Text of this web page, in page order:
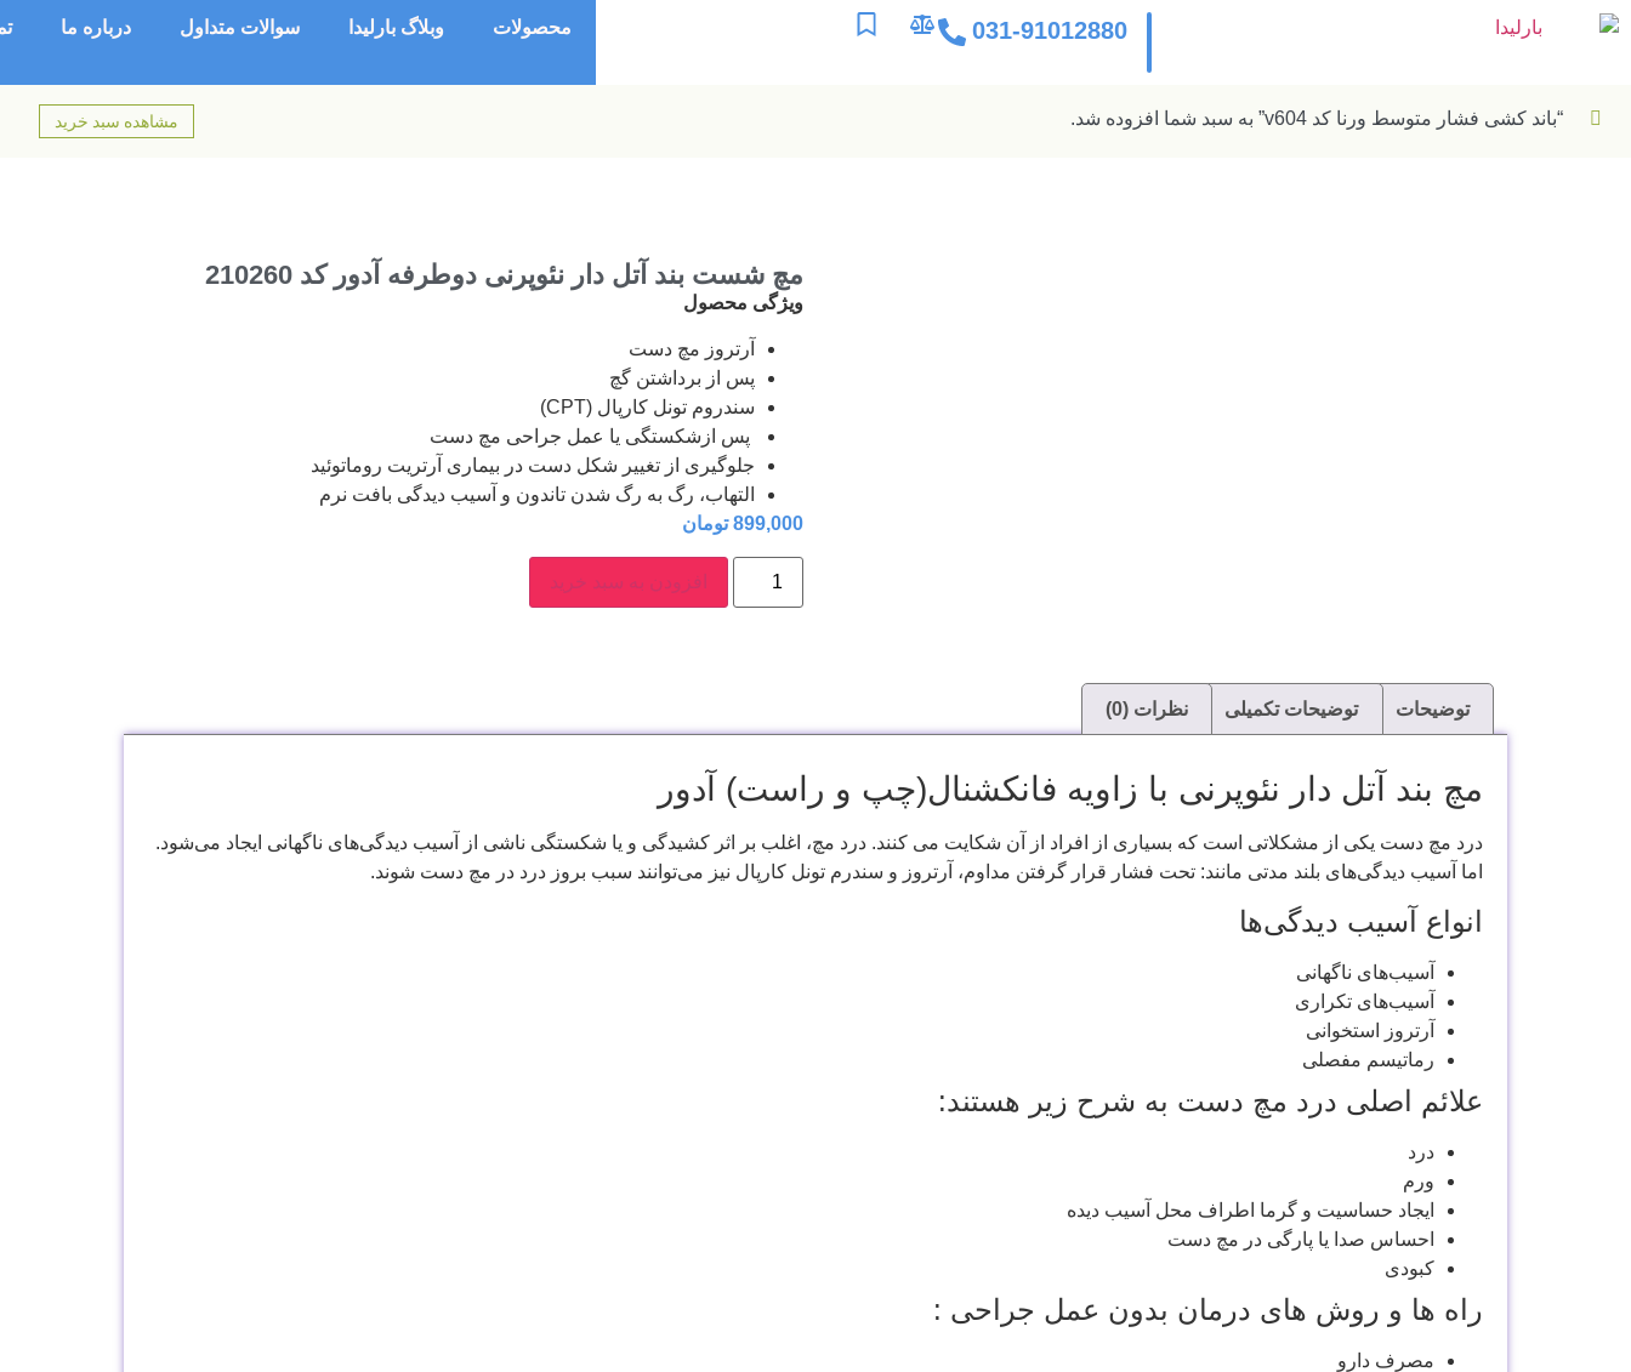
031-91012880 محصولات وبلاگ بارلیدا سوالات متداول درباره ما
“باند کشی فشار متوسط ورنا کد v604” به سبد شما افزوده شد. مشاهده سبد خرید
مچ شست بند آتل دار نئوپرنی دوطرفه آدور کد 210260
ویژگی محصول
آرتروز مچ دست
پس از برداشتن گچ
سندروم تونل کارپال (CPT)
پس ازشکستگی یا عمل جراحی مچ دست
جلوگیری از تغییر شکل دست در بیماری آرتریت روماتوئید
التهاب، رگ به رگ شدن تاندون و آسیب دیدگی بافت نرم
899,000 تومان
افزودن به سبد خرید
توضیحات توضیحات تکمیلی نظرات (0)
مچ بند آتل دار نئوپرنی با زاویه فانکشنال(چپ و راست) آدور
درد مچ دست یکی از مشکلاتی است که بسیاری از افراد از آن شکایت می کنند. درد مچ، اغلب بر اثر کشیدگی و یا شکستگی ناشی از آسیب دیدگی‌های ناگهانی ایجاد می‌شود.
اما آسیب دیدگی‌های بلند مدتی مانند: تحت فشار قرار گرفتن مداوم، آرتروز و سندرم تونل کارپال نیز می‌توانند سبب بروز درد در مچ دست شوند.
انواع آسیب دیدگی‌ها
آسیب‌های ناگهانی
آسیب‌های تکراری
آرتروز استخوانی
رماتیسم مفصلی
علائم اصلی درد مچ دست به شرح زیر هستند:
درد
ورم
ایجاد حساسیت و گرما اطراف محل آسیب دیده
احساس صدا یا پارگی در مچ دست
کبودی
راه ها و روش های درمان بدون عمل جراحی :
مصرف دارو